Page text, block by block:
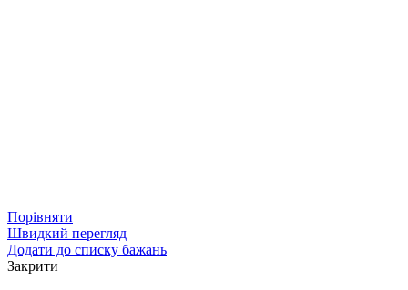
Порівняти
Швидкий перегляд
Додати до списку бажань
Закрити